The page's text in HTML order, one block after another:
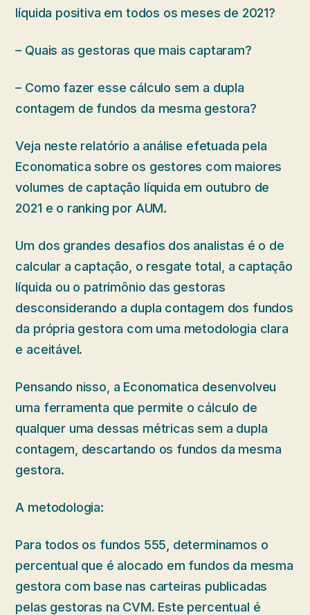
líquida positiva em todos os meses de 2021?
– Quais as gestoras que mais captaram?
– Como fazer esse cálculo sem a dupla
contagem de fundos da mesma gestora?
Veja neste relatório a análise efetuada pela
Economatica sobre os gestores com maiores
volumes de captação líquida em outubro de
2021 e o ranking por AUM.
Um dos grandes desafios dos analistas é o de
calcular a captação, o resgate total, a captação
líquida ou o patrimônio das gestoras
desconsiderando a dupla contagem dos fundos
da própria gestora com uma metodologia clara
e aceitável.
Pensando nisso, a Economatica desenvolveu
uma ferramenta que permite o cálculo de
qualquer uma dessas métricas sem a dupla
contagem, descartando os fundos da mesma
gestora.
A metodologia:
Para todos os fundos 555, determinamos o
percentual que é alocado em fundos da mesma
gestora com base nas carteiras publicadas
pelas gestoras na CVM. Este percentual é